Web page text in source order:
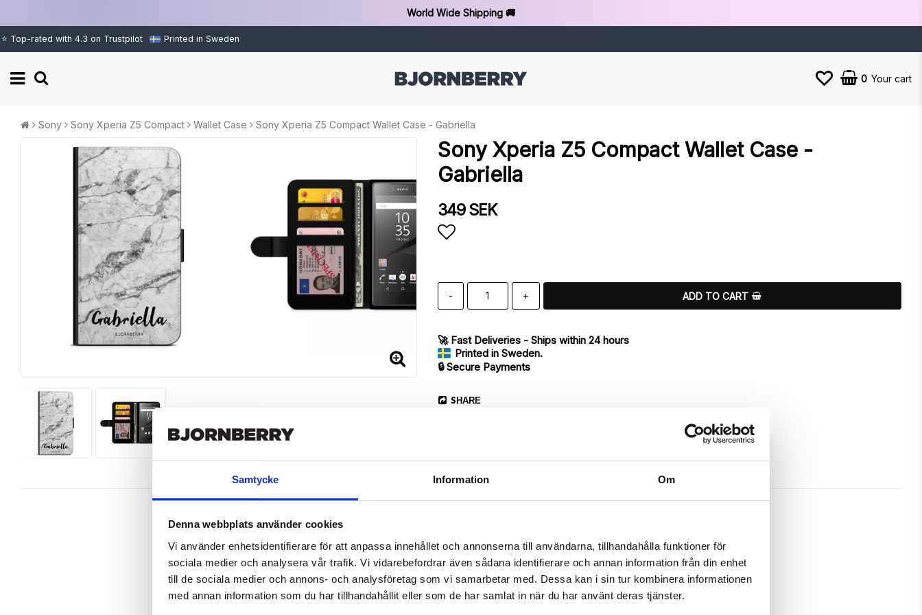
Samtycke Information Om
Denna webbplats använder cookies
Vi använder enhetsidentifierare för att anpassa innehållet och annonserna till användarna, tillhandahålla funktioner för
sociala medier och analysera vår trafik. Vi vidarebefordrar även sådana identifierare och annan information från din enhet
till de sociala medier och annons- och analysföretag som vi samarbetar med. Dessa kan i sin tur kombinera informationen
med annan information som du har tillhandahållit eller som de har samlat in när du har använt deras tjänster.
World Wide Shipping 🚚
⭐ Top-rated with 4.3 on Trustpilot Printed in Sweden
0 Your cart
Sony Sony Xperia Z5 Compact Wallet Case Sony Xperia Z5 Compact Wallet Case - Gabriella
Sony Xperia Z5 Compact Wallet Case -
Gabriella
349 SEK
- + ADD TO CART
🚀 Fast Deliveries - Ships within 24 hours
Printed in Sweden.
🔒 Secure Payments
SHARE
Article no.: 165597
Wallet case from Bjornberry for your Sony Xperia Z5 Compact with unique “Gabriella”-pattern. Which gives great protection and has a
unique design.
Product details: